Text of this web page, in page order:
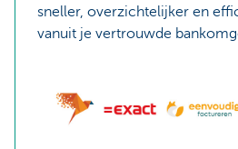
sneller, overzichtelijker en
vanuit je vertrouwde